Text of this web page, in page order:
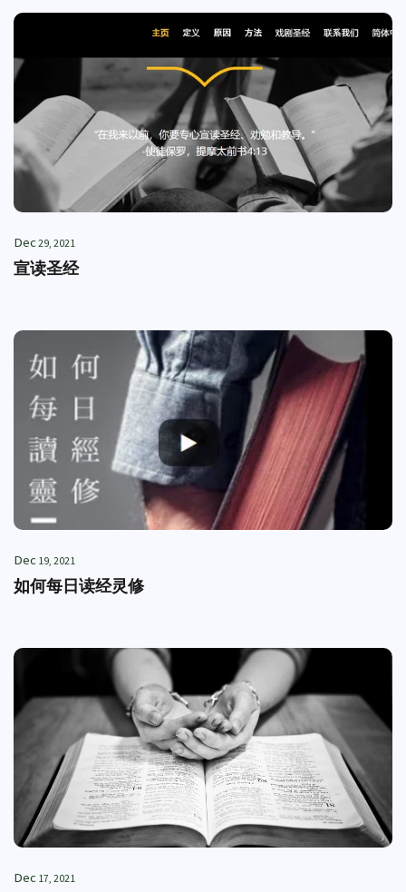
Dec29, 2021
宣读圣经
Dec 19, 2021
如何每日读经灵修
Dec 17, 2021